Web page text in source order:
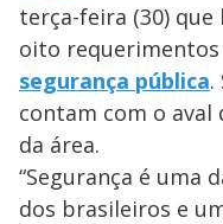
terça-feira (30) que
oito requerimentos
segurança pública.
contam com o aval
da área.
“Segurança é uma
dos brasileiros e